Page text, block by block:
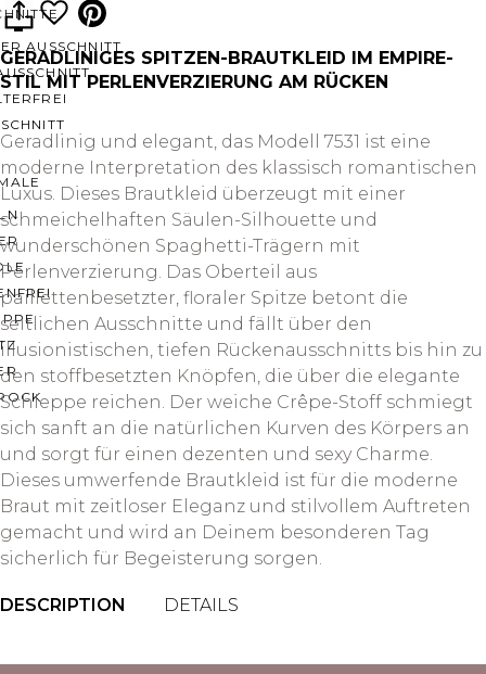
AUSSCHNITT
GERADLINIGES SPITZEN-BRAUTKLEID IM EMPIRE-
STIL MIT PERLENVERZIERUNG AM RÜCKEN
Geradlinig und elegant, das Modell 7531 ist eine
moderne Interpretation des klassisch romantischen
Luxus. Dieses Brautkleid überzeugt mit einer
schmeichelhaften Säulen-Silhouette und
wunderschönen Spaghetti-Trägern mit
Perlenverzierung. Das Oberteil aus
paillettenbesetzter, floraler Spitze betont die
seitlichen Ausschnitte und fällt über den
illusionistischen, tiefen Rückenausschnitts bis hin zu
den stoffbesetzten Knöpfen, die über die elegante
Schleppe reichen. Der weiche Crêpe-Stoff schmiegt
sich sanft an die natürlichen Kurven des Körpers an
und sorgt für einen dezenten und sexy Charme.
Dieses umwerfende Brautkleid ist für die moderne
Braut mit zeitloser Eleganz und stilvollem Auftreten
gemacht und wird an Deinem besonderen Tag
sicherlich für Begeisterung sorgen.
DESCRIPTION DETAILS